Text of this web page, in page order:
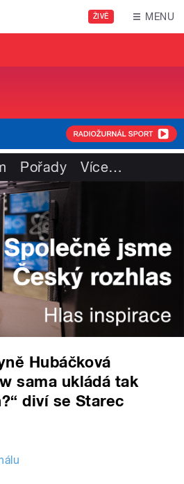
ŽIVĚ MENU
Pořady Více…
Hubáčková
sama ukládá tak
diví se Starec